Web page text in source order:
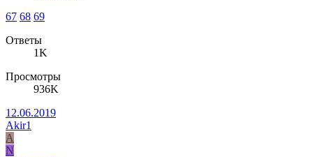
67 68 69
Ответы
1K
Просмотры
936K
12.06.2019
Akir1
A
N